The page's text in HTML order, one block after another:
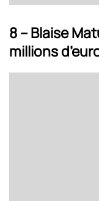
8 – Blaise
millions